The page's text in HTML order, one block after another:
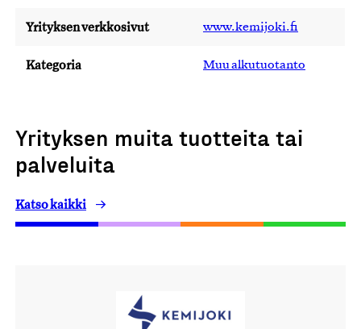
Yrityksen verkkosivut www.kemijoki.fi
Kategoria Muu alkutuotanto
Yrityksen muita tuotteita tai
palveluita
Katso kaikki